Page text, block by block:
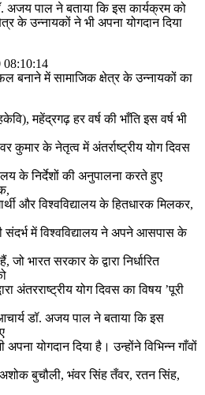
अजय पाल ने बताया कि इस कार्यक्रम को
के उन्नायकों ने भी अपना योगदान दिया
08:10:14
महेंद्रगढ़ हर वर्ष की भाँति इस वर्ष भी
कुमार के नेतृत्व में अंतर्राष्ट्रीय योग दिवस
के निर्देशों की अनुपालना करते हुए
और विश्वविद्यालय के हितधारक मिलकर,
में विश्वविद्यालय ने अपने आसपास के
जो भारत सरकार के द्वारा निर्धारित
अंतरराष्ट्रीय योग दिवस का विषय ’पूरी
डॉ. अजय पाल ने बताया कि इस
योगदान दिया है। उन्होंने विभिन्न गाँवों
बुचौली, भंवर सिंह तँवर, रतन सिंह,